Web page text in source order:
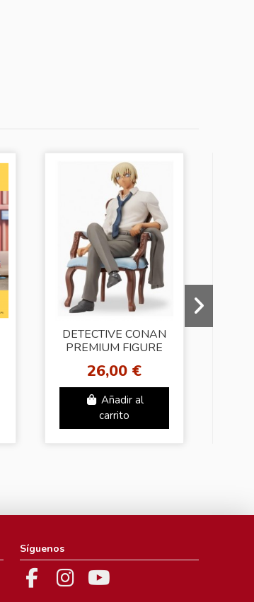
DETECTIVE CONAN
PREMIUM FIGURE
26,00 €
Añadir al
carrito
Síguenos